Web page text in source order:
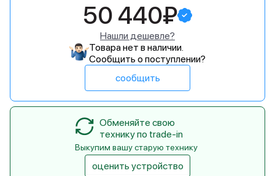
50 440₽
Нашли дешевле?
Товара нет в наличии.
Сообщить о поступлении?
сообщить
Обменяйте свою
технику по trade-in
Выкупим вашу старую технику
оценить устройство